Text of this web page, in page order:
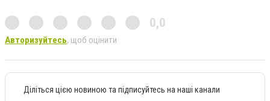
0,0
Авторизуйтесь, щоб оцінити
Діліться цією новиною та підписуйтесь на наші канали